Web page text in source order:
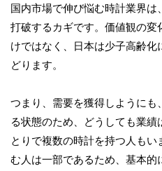
国内市場で伸び悩む時計業界
打破するカギです。価値観の
けではなく、日本は少子高齢
どります。
つまり、需要を獲得しように
る状態のため、どうしても業
とりで複数の時計を持つ人も
む人は一部であるため、基本